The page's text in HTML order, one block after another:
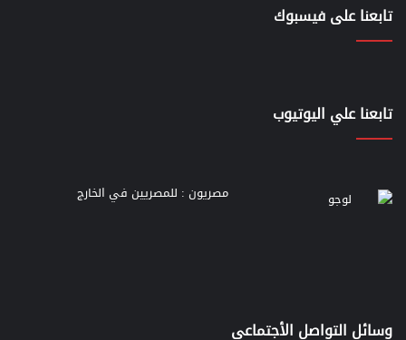
تابعنا على فيسبوك
تابعنا علي اليوتيوب
مصريون : للمصريين في الخارج
وسائل التواصل الأجتماعي